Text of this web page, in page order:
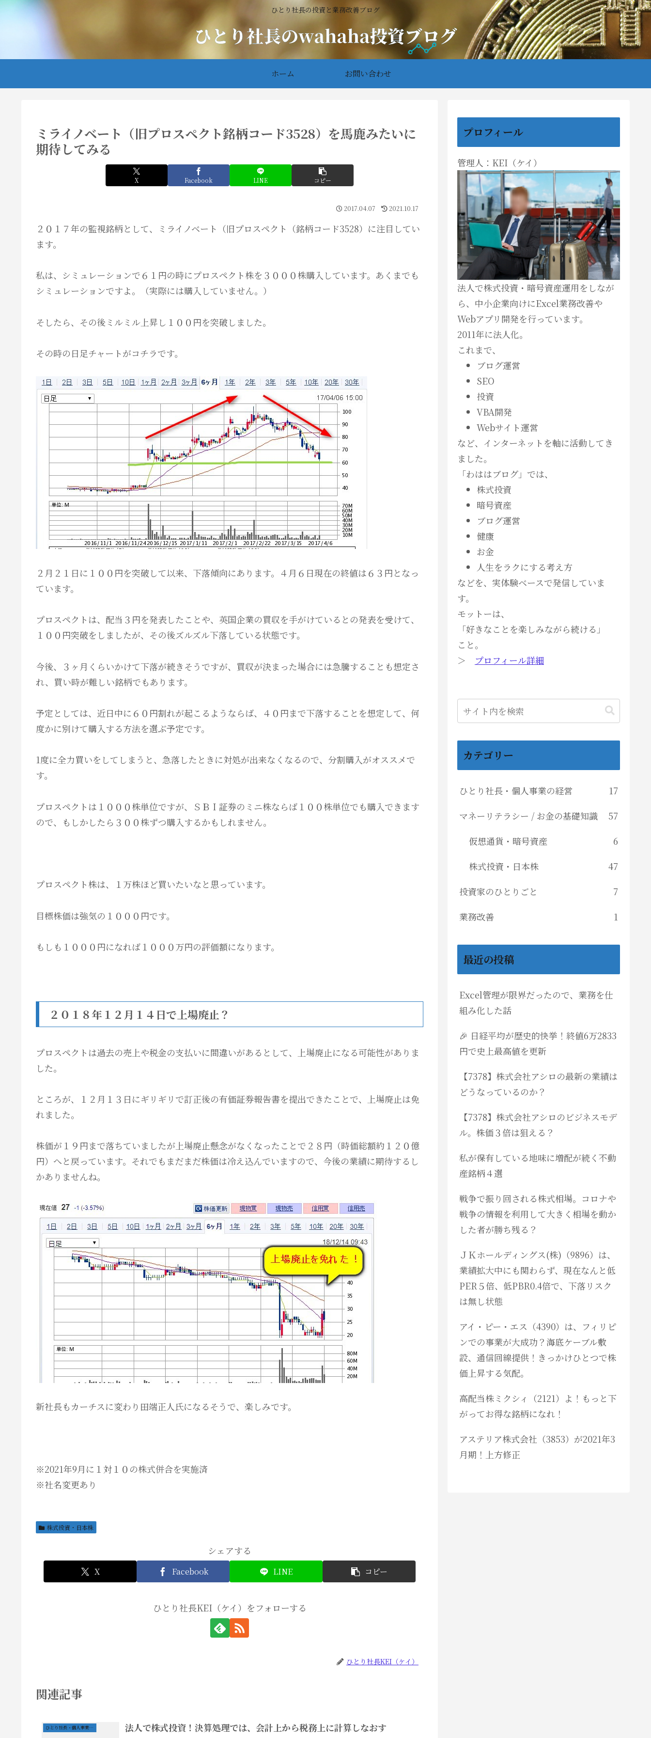
ひとり社長の投資と業務改善ブログ
ホーム お問い合わせ
ミライノベート（旧プロスペクト銘柄コード3528）を馬鹿みたいに
期待してみる
X Facebook LINE コピー
2017.04.07 2021.10.17
２０１７年の監視銘柄として、ミライノベート（旧プロスペクト（銘柄コード3528）に注目してい
ます。
私は、シミュレーションで６１円の時にプロスペクト株を３０００株購入しています。あくまでも
シミュレーションですよ。（実際には購入していません。）
そしたら、その後ミルミル上昇し１００円を突破しました。
その時の日足チャートがコチラです。
２月２１日に１００円を突破して以来、下落傾向にあります。４月６日現在の終値は６３円となっ
ています。
プロスペクトは、配当３円を発表したことや、英国企業の買収を手がけているとの発表を受けて、
１００円突破をしましたが、その後ズルズル下落している状態です。
今後、３ヶ月くらいかけて下落が続きそうですが、買収が決まった場合には急騰することも想定さ
れ、買い時が難しい銘柄でもあります。
予定としては、近日中に６０円割れが起こるようならば、４０円まで下落することを想定して、何
度かに別けて購入する方法を選ぶ予定です。
1度に全力買いをしてしまうと、急落したときに対処が出来なくなるので、分割購入がオススメで
す。
プロスペクトは１０００株単位ですが、ＳＢＩ証券のミニ株ならば１００株単位でも購入できます
ので、もしかしたら３００株ずつ購入するかもしれません。
プロスペクト株は、１万株ほど買いたいなと思っています。
目標株価は強気の１０００円です。
もしも１０００円になれば１０００万円の評価額になります。
２０１８年１２月１４日で上場廃止？
プロスペクトは過去の売上や税金の支払いに間違いがあるとして、上場廃止になる可能性がありま
した。
ところが、１２月１３日にギリギリで訂正後の有価証券報告書を提出できたことで、上場廃止は免
れました。
株価が１９円まで落ちていましたが上場廃止懸念がなくなったことで２８円（時価総額約１２０億
円）へと戻っています。それでもまだまだ株価は冷え込んでいますので、今後の業績に期待するし
かありませんね。
新社長もカーチスに変わり 田端正人氏になるそうで、楽しみです。
※2021年9月に１対１０の株式併合を実施済
※社名変更あり
株式投資・日本株
シェアする
X Facebook LINE コピー
ひとり社長KEI（ケイ）をフォローする
ひとり社長KEI（ケイ）
関連記事
ひとり社長・個人事業の経営 法人で株式投資！決算処理では、会計上から税務上に計算しなおす
プロフィール
管理人：KEI（ケイ）
法人で株式投資・暗号資産運用をしなが
ら、中小企業向けにExcel業務改善や
Webアプリ開発を行っています。
2011年に法人化。
これまで、
ブログ運営
SEO
投資
VBA開発
Webサイト運営
など、インターネットを軸に活動してき
ました。
「わははブログ」では、
株式投資
暗号資産
ブログ運営
健康
お金
人生をラクにする考え方
などを、実体験ベースで発信していま
す。
モットーは、
「好きなことを楽しみながら続ける」
こと。
＞ プロフィール詳細
カテゴリー
ひとり社長・個人事業の経営
17
マネーリテラシー / お金の基礎知識
57
仮想通貨・暗号資産
6
株式投資・日本株
47
投資家のひとりごと
7
業務改善
1
最近の投稿
Excel管理が限界だったので、業務を仕
組み化した話
🎉 日経平均が歴史的快挙！終値6万2833
円で史上最高値を更新
【7378】株式会社アシロの最新の業績は
どうなっているのか？
【7378】株式会社アシロのビジネスモデ
ル。株価３倍は狙える？
私が保有している地味に増配が続く不動
産銘柄４選
戦争で振り回される株式相場。コロナや
戦争の情報を利用して大きく相場を動か
した者が勝ち残る？
ＪＫホールディングス(株)（9896）は、
業績拡大中にも関わらず、現在なんと低
PER５倍、低PBR0.4倍で、下落リスク
は無し状態
アイ・ピー・エス（4390）は、フィリピ
ンでの事業が大成功？海底ケーブル敷
設、通信回線提供！きっかけひとつで株
価上昇する気配。
高配当株ミクシィ（2121）よ！もっと下
がってお得な銘柄になれ！
アステリア株式会社（3853）が2021年3
月期！上方修正